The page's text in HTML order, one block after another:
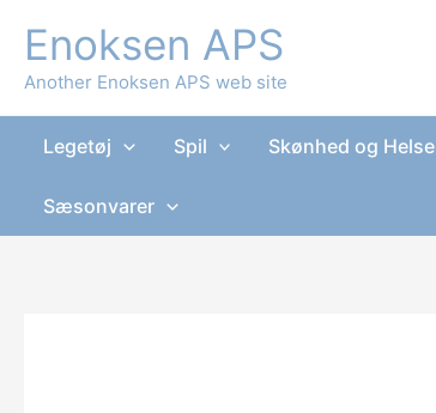
indholdet
Enoksen APS
Another Enoksen APS web site
Legetøj Spil Skønhed og Helse
Sæsonvarer
Tilbud!
Tilbud!